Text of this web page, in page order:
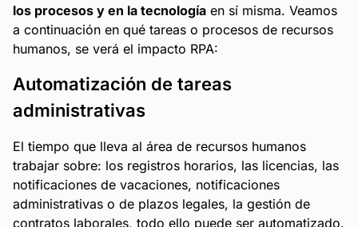
los procesos y en la tecnología en sí misma. Veamos
a continuación en qué tareas o procesos de recursos
humanos, se verá el impacto RPA:
Automatización de tareas
administrativas
El tiempo que lleva al área de recursos humanos
trabajar sobre: los registros horarios, las licencias, las
notificaciones de vacaciones, notificaciones
administrativas o de plazos legales, la gestión de
contratos laborales, todo ello puede ser automatizado.